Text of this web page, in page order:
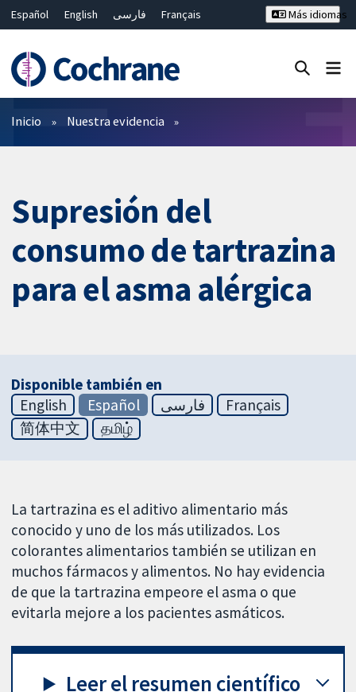
Español English فارسی
Français
Bahasa Malaysia
ไทย 繁體中文
Más idiomas
Filtros
Inicio Nuestra evidencia
Supresión del
consumo de tartrazina
para el asma alérgica
Disponible también en
English
Español فارسی
Français
简体中文
தமிழ்
La tartrazina es el aditivo alimentario más
conocido y uno de los más utilizados. Los
colorantes alimentarios también se utilizan en
muchos fármacos y alimentos. No hay evidencia
de que la tartrazina empeore el asma o que
evitarla mejore a los pacientes asmáticos.
Leer el resumen científico